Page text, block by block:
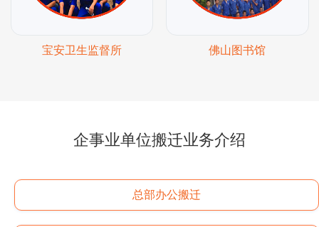
宝安卫生监督所 佛山图书馆
企事业单位搬迁业务介绍
总部办公搬迁